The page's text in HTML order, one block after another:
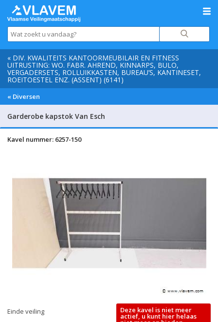
« DIV. KWALITEITS KANTOORMEUBILAIR EN FITNESS
UITRUSTING: WO. FABR. AHREND, KINNARPS, BULO,
VERGADERSETS, ROLLUIKKASTEN, BUREAU’S, KANTINESET,
ROEITOESTEL ENZ. (ASSENT) (6141)
« Diversen
Garderobe kapstok Van Esch
Kavel nummer: 6257-150
Einde veiling Deze kavel is niet meer
actief, u kunt hier helaas